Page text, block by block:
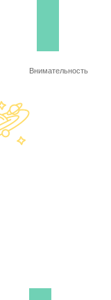
Внимательность